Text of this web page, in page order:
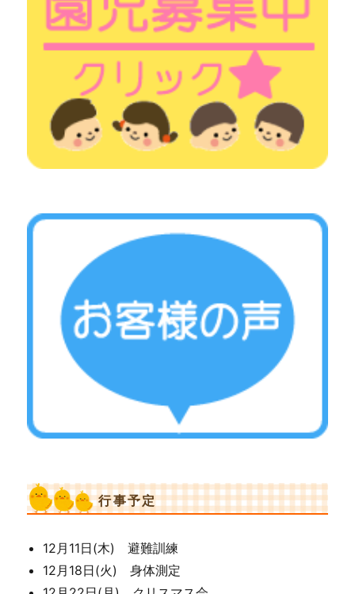
行事予定
12月11日(木) 避難訓練
12月18日(火) 身体測定